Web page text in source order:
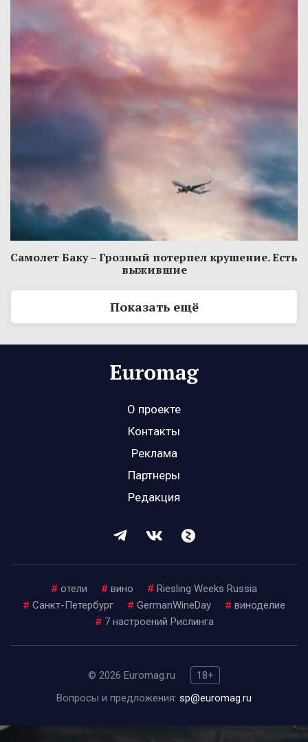
Самолет Баку – Грозный потерпел крушение. Есть
выжившие
Показать ещё
О проекте
Контакты
Реклама
Партнеры
Редакция
# отели # вино # Riesling Weeks Russia
# Санкт-Петербург # GermanWineDay # виноделие
# 7 настроений Рислинга
© 2026 Euromag.ru
18+
Вопросы и предложения: sp@euromag.ru